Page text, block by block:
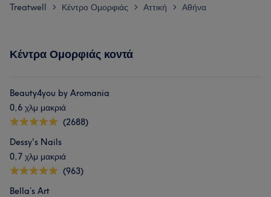
Treatwell > Κέντρο Ομορφιάς > Αττική > Αθήνα
Κέντρα Ομορφιάς κοντά
Beauty4you by Aromania
0,6 χλμ μακριά
(2688)
Dessy's Nails
0,7 χλμ μακριά
(963)
Bella’s Art